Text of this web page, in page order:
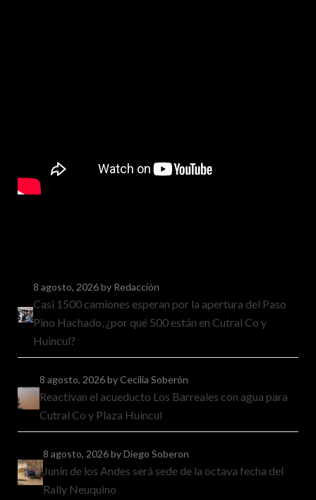
8 agosto, 2026by Redacción
Casi 1500 camiones esperan por la apertura del Paso
Pino Hachado, ¿por qué 500 están en Cutral Co y
Huincul?
8 agosto, 2026by Cecilia Soberón
Reactivan el acueducto Los Barreales con agua para
Cutral Co y Plaza Huincul
8 agosto, 2026by Diego Soberon
Junín de los Andes será sede de la octava fecha del
Rally Neuquino